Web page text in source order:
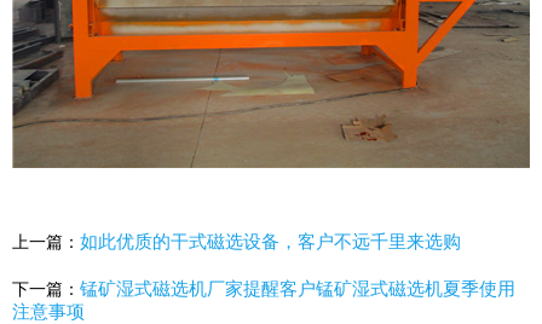
上一篇： 如此优质的干式磁选设备，客户不远千里来选购
下一篇： 锰矿湿式磁选机厂家提醒客户锰矿湿式磁选机夏季使用
注意事项